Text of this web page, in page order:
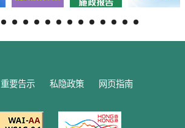
重要告示 私隐政策 网页指南